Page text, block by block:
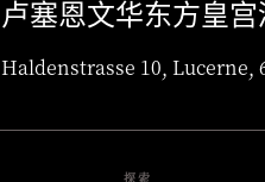
卢塞恩文华东方皇宫
Haldenstrasse 10, Lucerne,
探索